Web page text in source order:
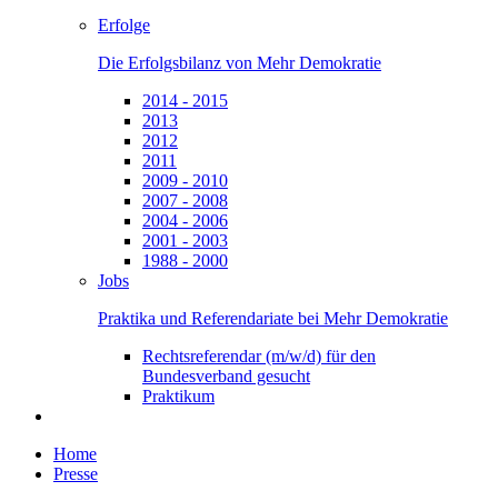
Erfolge
Die Erfolgsbilanz von Mehr Demokratie
2014 - 2015
2013
2012
2011
2009 - 2010
2007 - 2008
2004 - 2006
2001 - 2003
1988 - 2000
Jobs
Praktika und Referendariate bei Mehr Demokratie
Rechtsreferendar (m/w/d) für den
Bundesverband gesucht
Praktikum
Home
Presse